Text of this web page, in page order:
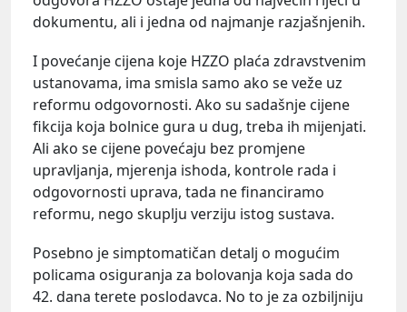
dokumentu, ali i jedna od najmanje razjašnjenih.
I povećanje cijena koje HZZO plaća zdravstvenim
ustanovama, ima smisla samo ako se veže uz
reformu odgovornosti. Ako su sadašnje cijene
fikcija koja bolnice gura u dug, treba ih mijenjati.
Ali ako se cijene povećaju bez promjene
upravljanja, mjerenja ishoda, kontrole rada i
odgovornosti uprava, tada ne financiramo
reformu, nego skuplju verziju istog sustava.
Posebno je simptomatičan detalj o mogućim
policama osiguranja za bolovanja koja sada do
42. dana terete poslodavca. No to je za ozbiljniju